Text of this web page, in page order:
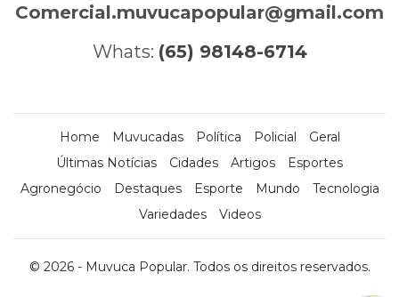
Comercial.muvucapopular@gmail.com
Whats: (65) 98148-6714
Home Muvucadas Política Policial
Geral
Últimas Notícias
Cidades Artigos
Esportes
Agronegócio
Destaques Esporte Mundo
Tecnologia
Variedades
Videos
© 2026 - Muvuca Popular. Todos os direitos reservados.